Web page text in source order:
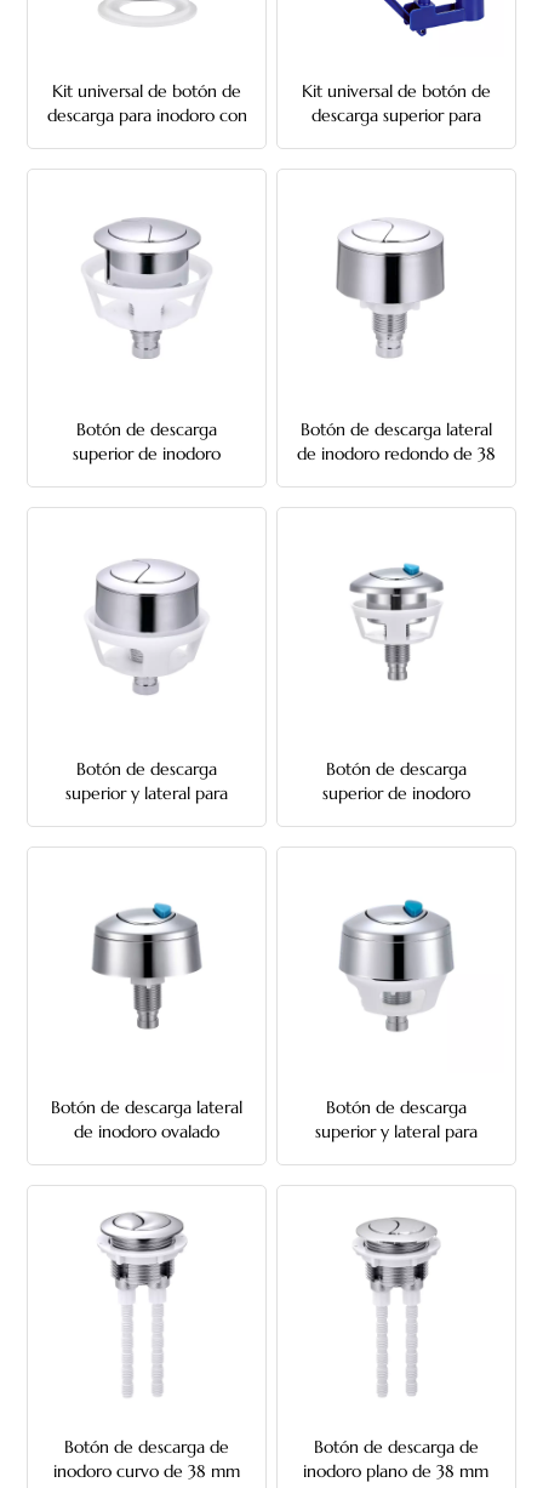
Kit universal de botón de
descarga para inodoro con
40 mm, 50 mm y 60 mm.
Kit universal de botón de
descarga superior para
mm.
Botón de descarga
superior de inodoro
Botón de descarga lateral
de inodoro redondo de 38
Botón de descarga
superior y lateral para
mm
Botón de descarga
superior de inodoro
Botón de descarga lateral
de inodoro ovalado
Botón de descarga
superior y lateral para
Botón de descarga de
inodoro curvo de 38 mm
Botón de descarga de
inodoro plano de 38 mm